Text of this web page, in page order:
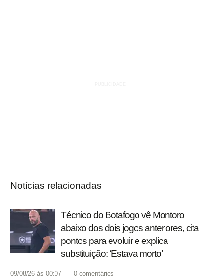
Notícias relacionadas
Técnico do Botafogo vê Montoro
abaixo dos dois jogos anteriores, cita
pontos para evoluir e explica
substituição: ‘Estava morto’
09/08/26 às 00:07 0 comentários